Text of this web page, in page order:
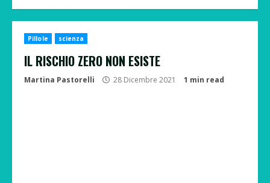
Pillole scienza
IL RISCHIO ZERO NON ESISTE
Martina Pastorelli 28 Dicembre 2021 1 min read